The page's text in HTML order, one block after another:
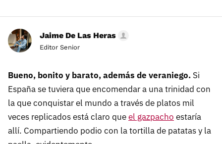
Jaime De Las Heras
Editor Senior
Bueno, bonito y barato, además de veraniego. Si
España se tuviera que encomendar a una trinidad con
la que conquistar el mundo a través de platos mil
veces replicados está claro queel gazpacho estaría
allí. Compartiendo podio con la tortilla de patatas y la